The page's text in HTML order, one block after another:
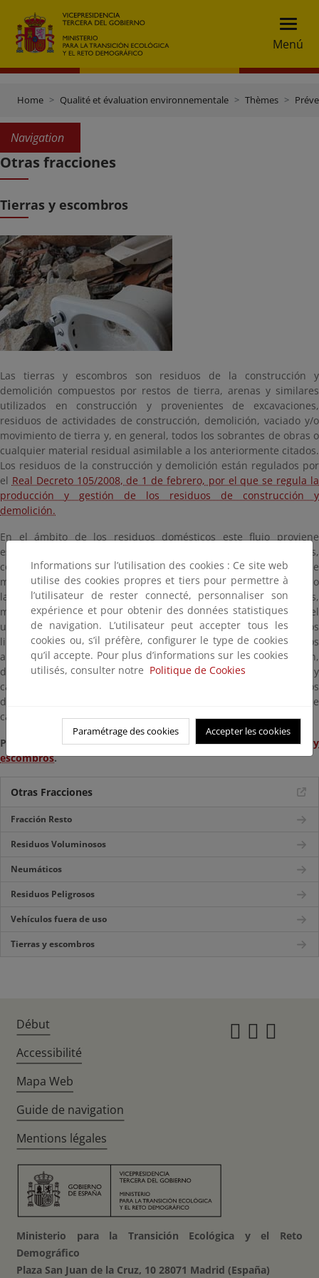
Menú
Home Qualité et évaluation environnementale Thèmes
Navigation
Otras fracciones
Tierras y escombros
Las tierras y escombros son residuos de la construcción y
demolición compuestos por restos de tierra, arenas y similares
utilizados en construcción y provenientes de excavaciones,
residuos de actividades de construcción, demolición, vaciado y/o
movimiento de tierra y, en general, todos los sobrantes de obras o
cualquier material residual asimilable a los anteriormente citados.
Los residuos de la construcción y demolición están regulados por
el Real Decreto 105/2008, de 1 de febrero, por el que se regula la
producción y gestión de los residuos de construcción y
demolición.
En el ámbito de los residuos domésticos este flujo proviene
esencialmente de la pequeña obra o reforma en domicilios,
comercios y equipamientos. Así pues, se trata principalmente de
materiales de origen pétreo (como trozos de baldosas, yeso o
ladrillos) generalmente mezclados con cables, cañerías, hierros,
maderas, vidrios, cartón, plásticos y otros materiales que el
usuario debe separar para su aportación correcta a los puntos
limpios. A pesar de esta separación, las tierras y escombros
aportados suelen tener pocas posibilidades de recuperación,
debido a la mezcla de materiales (que tienen propiedades y
características muy diferentes). Por ello, su destino suele ser los
depósitos controlados de materiales inertes o el relleno de
canteras y excavaciones a cielo abierto.
Para más información verFlujos de residuos>Tierras y
escombros.
Otras Fracciones
Fracción Resto
Residuos Voluminosos
Neumáticos
Residuos Peligrosos
Vehículos fuera de uso
Tierras y escombros
Informations sur l’utilisation des cookies : Ce site web
utilise des cookies propres et tiers pour permettre à
l’utilisateur de rester connecté, personnaliser son
expérience et pour obtenir des données statistiques
de navigation. L’utilisateur peut accepter tous les
cookies ou, s’il préfère, configurer le type de cookies
qu’il accepte. Pour plus d’informations sur les cookies
utilisés, consulter notre Politique de Cookies
Paramétrage des cookies Accepter les cookies
Début
Accessibilité
Mapa Web
Guide de navigation
Mentions légales
Ministerio para la Transición Ecológica y el Reto
Demográfico
Plaza San Juan de la Cruz, 10 28071 Madrid (España)